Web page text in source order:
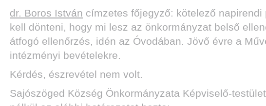
dr. Boros István címzetes főjegyző: kötelező
kell dönteni, hogy mi lesz az önkormányzat belső
átfogó ellenőrzés, idén az Óvodában. Jövő évre a
intézményi bevételekre.
Kérdés, észrevétel nem volt.
Sajószöged Község Önkormányzata Képviselő-